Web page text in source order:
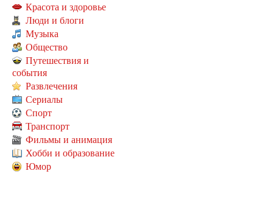
Красота и здоровье
Люди и блоги
Музыка
Общество
Путешествия и
события
Развлечения
Сериалы
Спорт
Транспорт
Фильмы и анимация
Хобби и образование
Юмор